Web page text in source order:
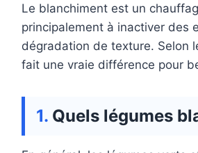
Le blanchiment est un
principalement à inactiver des
dégradation de texture. Selon
fait une vraie différence pour
Quels légumes